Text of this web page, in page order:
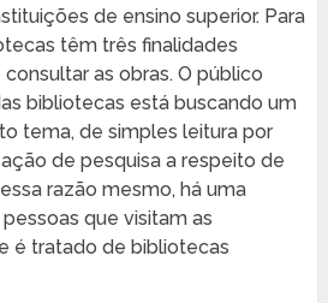
de ensino superior. Para
têm três finalidades
consultar as obras. O público
bibliotecas está buscando um
tema, de simples leitura por
de pesquisa a respeito de
razão mesmo, há uma
que visitam as
é tratado de bibliotecas